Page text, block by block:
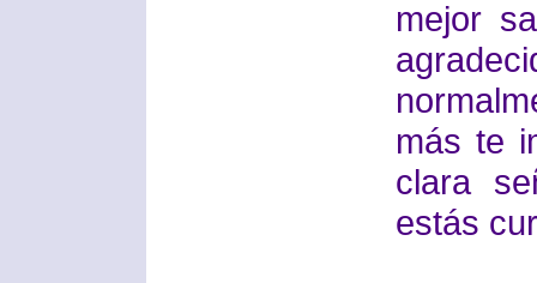
mejor
más te
clara
estás